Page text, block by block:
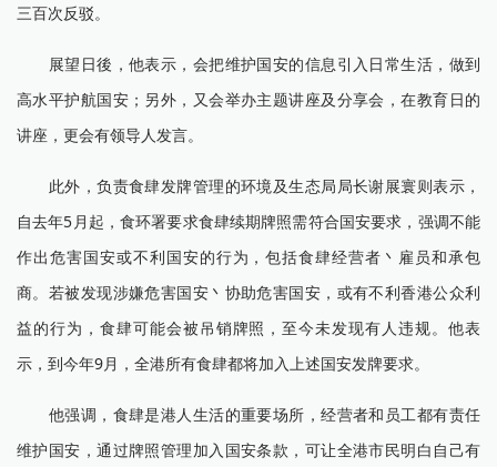
三百次反驳。
展望日後，他表示，会把维护国安的信息引入日常生活，做到
高水平护航国安；另外，又会举办主题讲座及分享会，在教育日的
讲座，更会有领导人发言。
此外，负责食肆发牌管理的环境及生态局局长谢展寰则表示，
自去年5月起，食环署要求食肆续期牌照需符合国安要求，强调不能
作出危害国安或不利国安的行为，包括食肆经营者丶雇员和承包
商。若被发现涉嫌危害国安丶协助危害国安，或有不利香港公众利
益的行为，食肆可能会被吊销牌照，至今未发现有人违规。他表
示，到今年9月，全港所有食肆都将加入上述国安发牌要求。
他强调，食肆是港人生活的重要场所，经营者和员工都有责任
维护国安，通过牌照管理加入国安条款，可让全港市民明白自己有